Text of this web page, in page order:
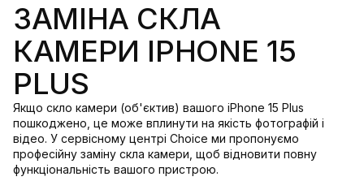
ЗАМІНА СКЛА
КАМЕРИ IPHONE 15
PLUS
Якщо скло камери (об'єктив) вашого iPhone 15 Plus
пошкоджено, це може вплинути на якість фотографій і
відео. У сервісному центрі Choice ми пропонуємо
професійну заміну скла камери, щоб відновити повну
функціональність вашого пристрою.